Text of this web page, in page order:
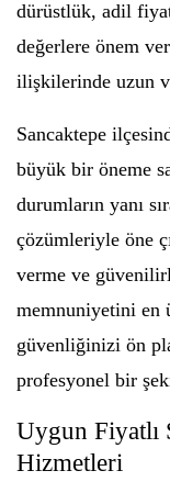
dürüstlük, adil
değerlere önem
ilişkilerinde uzun
Sancaktepe
büyük bir öneme
durumların yanı
çözümleriyle öne
verme ve
memnuniyetini en
güvenliğinizi ön
profesyonel bir
Uygun Fiyatlı
Hizmetleri